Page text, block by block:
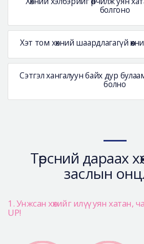
болгоно
Хэт том хөхний шаардлагагүй
Сэтгэл хангалуун байх дур
болно
Төрсний дараах
заслын
1. Унжсан хөхийг илүү уян хатан,
UP!